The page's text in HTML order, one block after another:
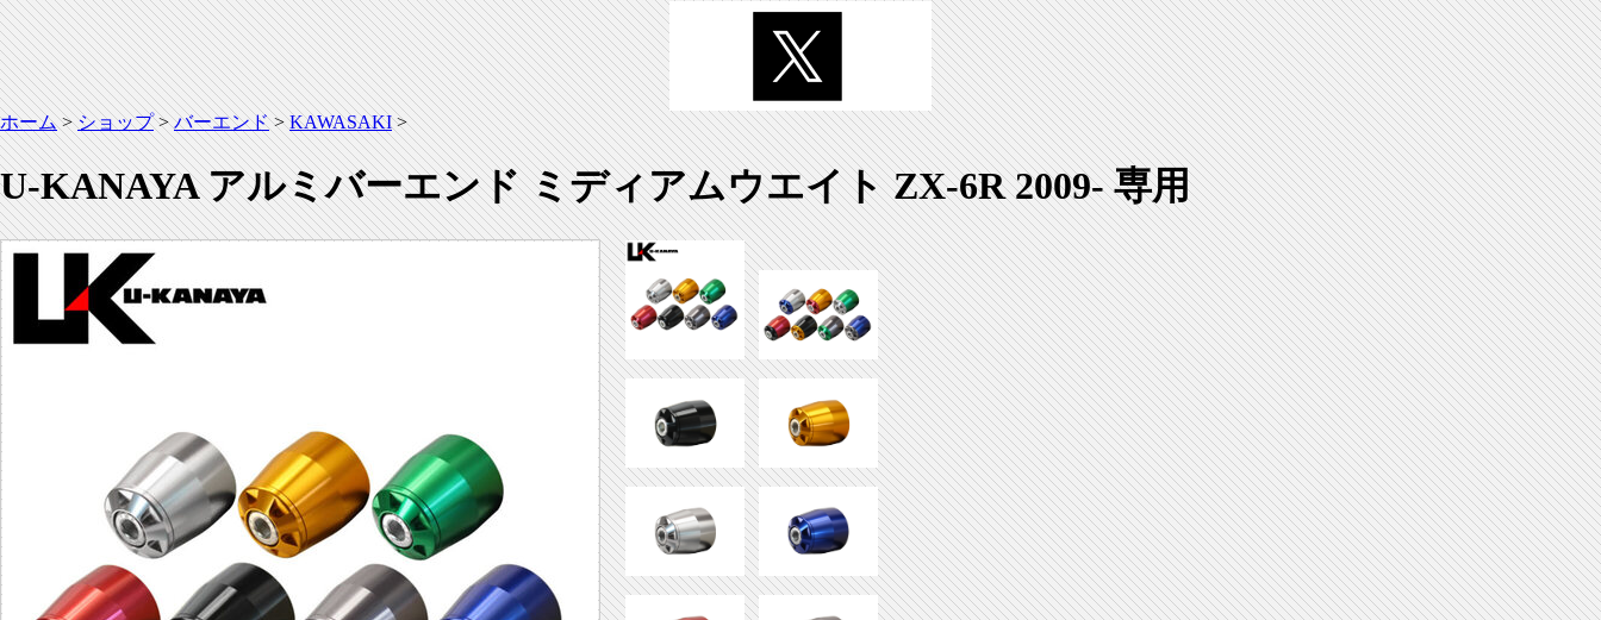
ホーム>ショップ>バーエンド>KAWASAKI>
U-KANAYA アルミバーエンド ミディアムウエイト ZX-6R 2009- 専用